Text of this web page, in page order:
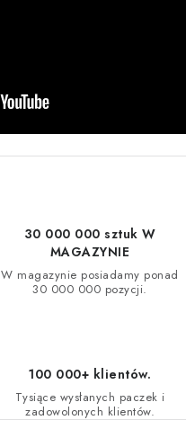
30 000 000 sztuk W
MAGAZYNIE
W magazynie posiadamy ponad
30 000 000 pozycji.
100 000+ klientów.
Tysiące wysłanych paczek i
zadowolonych klientów.